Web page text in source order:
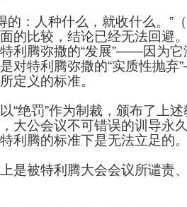
的：人种什么，就收什么。”
的比较，结论已经无法回避
利腾弥撒的“发展”——因为
是对特利腾弥撒的“实质性抛
定义的标准。
“绝罚”作为制裁，颁布了上
，大公会议不可错误的训导永
利腾的标准下是无法立足的
是被特利腾大会会议所谴责